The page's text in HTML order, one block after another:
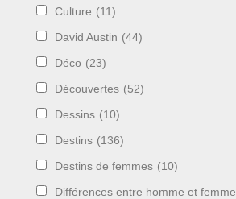
Culture (11)
David Austin (44)
Déco (23)
Découvertes (52)
Dessins (10)
Destins (136)
Destins de femmes (10)
Différences entre homme et femme